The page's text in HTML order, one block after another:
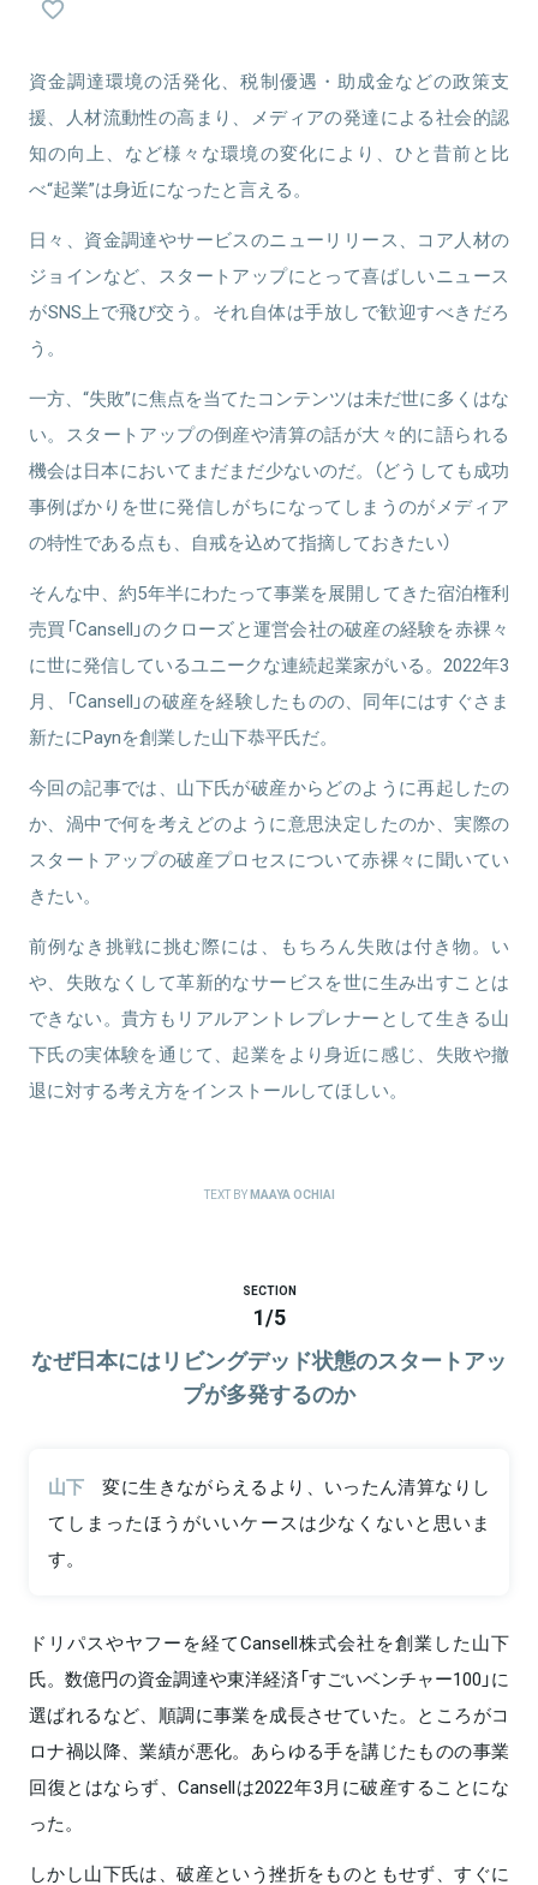
関連情報をみる
資金調達環境の活発化、税制優遇・助成金などの政策支
援、人材流動性の高まり、メディアの発達による社会的認
知の向上、など様々な環境の変化により、ひと昔前と比
べ“起業”は身近になったと言える。
日々、資金調達やサービスのニューリリース、コア人材の
ジョインなど、スタートアップにとって喜ばしいニュース
がSNS上で飛び交う。それ自体は手放しで歓迎すべきだろ
う。
一方、“失敗”に焦点を当てたコンテンツは未だ世に多くはな
い。スタートアップの倒産や清算の話が大々的に語られる
機会は日本においてまだまだ少ないのだ。（どうしても成功
事例ばかりを世に発信しがちになってしまうのがメディア
の特性である点も、自戒を込めて指摘しておきたい）
そんな中、約5年半にわたって事業を展開してきた宿泊権利
売買「Cansell」のクローズと運営会社の破産の経験を赤裸々
に世に発信しているユニークな連続起業家がいる。2022年3
月、「Cansell」の破産を経験したものの、同年にはすぐさま
新たにPaynを創業した山下恭平氏だ。
今回の記事では、山下氏が破産からどのように再起したの
か、渦中で何を考えどのように意思決定したのか、実際の
スタートアップの破産プロセスについて赤裸々に聞いてい
きたい。
前例なき挑戦に挑む際には、もちろん失敗は付き物。い
や、失敗なくして革新的なサービスを世に生み出すことは
できない。貴方もリアルアントレプレナーとして生きる山
下氏の実体験を通じて、起業をより身近に感じ、失敗や撤
退に対する考え方をインストールしてほしい。
TEXT BYMAAYA OCHIAI
SECTION
1/5
なぜ日本にはリビングデッド状態のスタートアッ
プが多発するのか
山下
変に生きながらえるより、いったん清算なりし
てしまったほうがいいケースは少なくないと思いま
す。
ドリパスやヤフーを経てCansell株式会社を創業した山下
氏。数億円の資金調達や東洋経済「すごいベンチャー100」に
選ばれるなど、順調に事業を成長させていた。ところがコ
ロナ禍以降、業績が悪化。あらゆる手を講じたものの事業
回復とはならず、Cansellは2022年3月に破産することにな
った。
しかし山下氏は、破産という挫折をものともせず、すぐに